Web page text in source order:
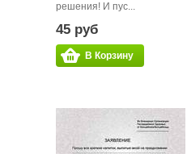
решения! И пус...
45 руб
В Корзину